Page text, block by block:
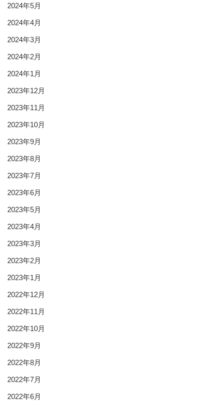
2024年5月
2024年4月
2024年3月
2024年2月
2024年1月
2023年12月
2023年11月
2023年10月
2023年9月
2023年8月
2023年7月
2023年6月
2023年5月
2023年4月
2023年3月
2023年2月
2023年1月
2022年12月
2022年11月
2022年10月
2022年9月
2022年8月
2022年7月
2022年6月